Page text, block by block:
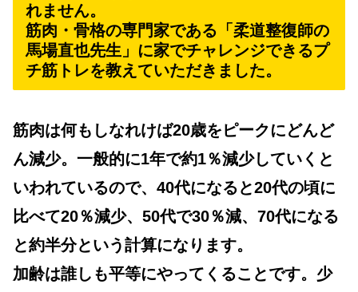
れません。
筋肉・骨格の専門家である「柔道整復師の
馬場直也先生」に家でチャレンジできるプ
チ筋トレを教えていただきました。
筋肉は何もしなれけば20歳をピークにどんど
ん減少。一般的に1年で約1％減少していくと
いわれているので、40代になると20代の頃に
比べて20％減少、50代で30％減、70代になる
と約半分という計算になります。
加齢は誰しも平等にやってくることです。少